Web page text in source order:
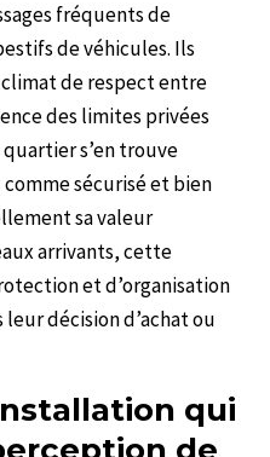
fréquents de
de véhicules. Ils
de respect entre
des limites privées
s’en trouve
sécurisé et bien
sa valeur
arrivants, cette
et d’organisation
décision d’achat ou
qui